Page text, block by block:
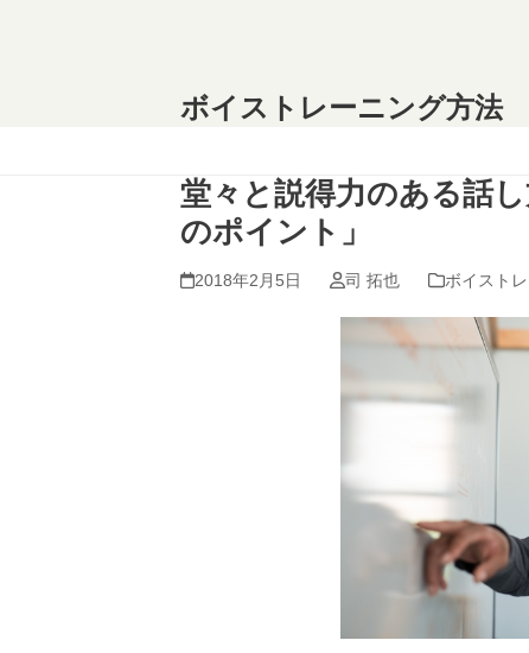
ボイストレーニング方法
堂々と説得力のある話
のポイント」
2018年2月5日 司 拓也 ボイスト